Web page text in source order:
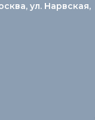
ул. Нарвская,